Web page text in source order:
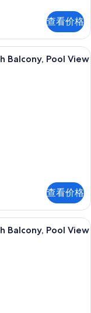
查看价格
、客房内保险箱、免费
Balcony, Pool View
查看价格
、客房内保险箱、免费
Balcony, Pool View